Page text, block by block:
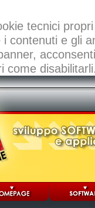
tecnici
i contenuti e gli
come